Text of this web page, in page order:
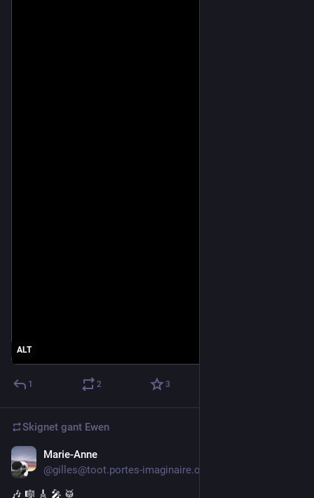
ALT
1 2 3
Skignet gant Ewen
Marie-Anne
@gilles@toot.portes-imaginaire.org
🎶 🎼 🎸 🎤 🥁